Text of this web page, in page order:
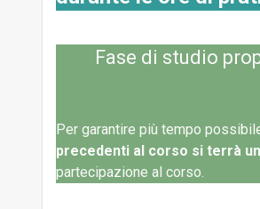
Fase di studio
Per garantire più tempo
precedenti al corso si terrà
partecipazione al corso.